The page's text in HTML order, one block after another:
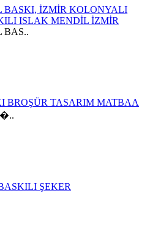
BASKI, İZMİR KOLONYALI
ISLAK MENDİL İZMİR
BAS..
BROŞÜR TASARIM MATBAA
ŞEKER